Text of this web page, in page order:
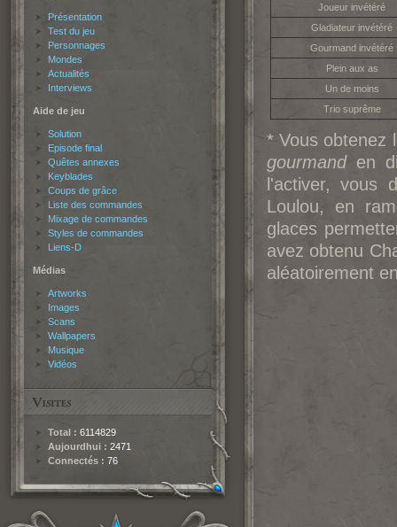
Présentation
Test du jeu
Personnages
Mondes
Actualités
Interviews
Aide de jeu
Solution
Episode final
Quêtes annexes
Keyblades
Coups de grâce
Liste des commandes
Mixage de commandes
Styles de commandes
Liens-D
Médias
Artworks
Images
Scans
Wallpapers
Musique
Vidéos
Total : 6114829
Aujourdhui : 2471
Connectés : 76
Joueur invétéré
Gladiateur invétéré
Gourmand invétéré
Plein aux as
Un de moins
Trio suprême
* Vous obtenez
gourmanden
l'activer, vous
Loulou, en
glaces
avez obtenu
aléatoirement